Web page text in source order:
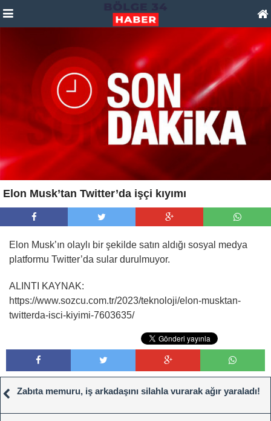
Elon Musk’tan Twitter’da işçi kıyımı
Elon Musk’ın olaylı bir şekilde satın aldığı sosyal medya
platformu Twitter’da sular durulmuyor.
ALINTI KAYNAK:
https://www.sozcu.com.tr/2023/teknoloji/elon-musktan-
twitterda-isci-kiyimi-7603635/
Zabıta memuru, iş arkadaşını silahla vurarak ağır yaraladı!